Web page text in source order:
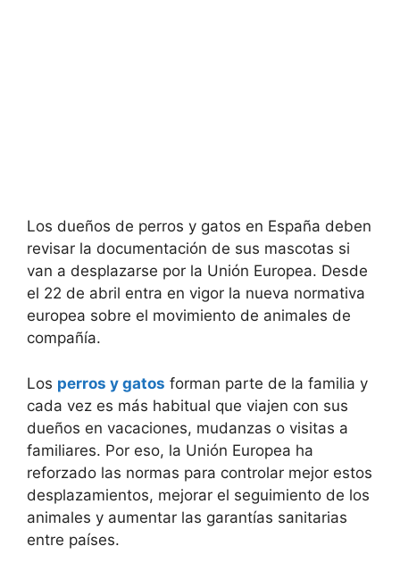
Los dueños de perros y gatos en España deben
revisar la documentación de sus mascotas si
van a desplazarse por la Unión Europea. Desde
el 22 de abril entra en vigor la nueva normativa
europea sobre el movimiento de animales de
compañía.
Los perros y gatos forman parte de la familia y
cada vez es más habitual que viajen con sus
dueños en vacaciones, mudanzas o visitas a
familiares. Por eso, la Unión Europea ha
reforzado las normas para controlar mejor estos
desplazamientos, mejorar el seguimiento de los
animales y aumentar las garantías sanitarias
entre países.